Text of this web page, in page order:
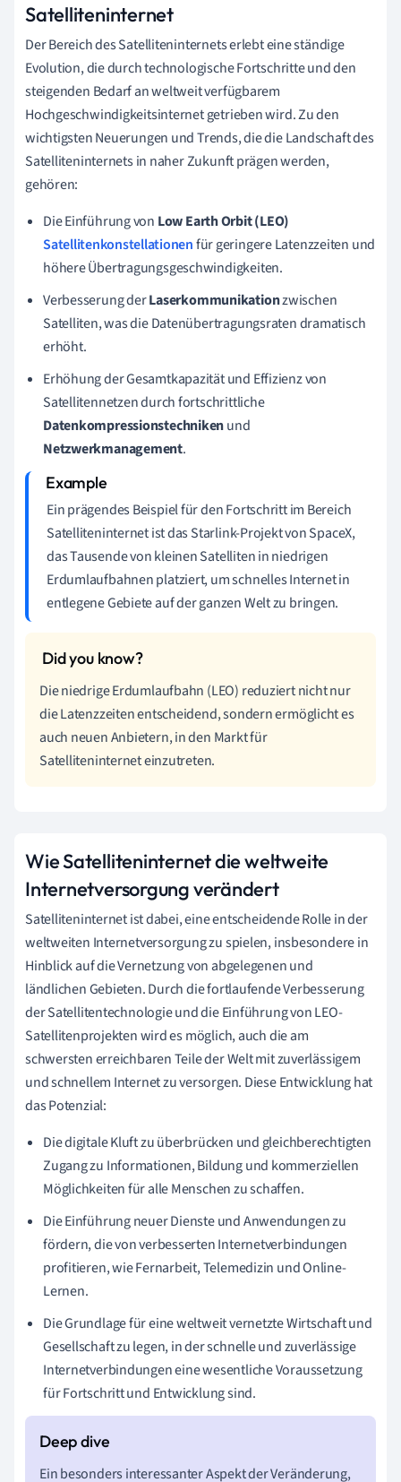
Satelliteninternet
Der Bereich des Satelliteninternets erlebt eine ständige
Evolution, die durch technologische Fortschritte und den
steigenden Bedarf an weltweit verfügbarem
Hochgeschwindigkeitsinternet getrieben wird. Zu den
wichtigsten Neuerungen und Trends, die die Landschaft des
Satelliteninternets in naher Zukunft prägen werden,
gehören:
Die Einführung von Low Earth Orbit (LEO)
Satellitenkonstellationenfür geringere Latenzzeiten und
höhere Übertragungsgeschwindigkeiten.
Verbesserung derLaserkommunikationzwischen
Satelliten, was die Datenübertragungsraten dramatisch
erhöht.
Erhöhung der Gesamtkapazität und Effizienz von
Satellitennetzen durch fortschrittliche
Datenkompressionstechnikenund
Netzwerkmanagement.
Ein prägendes Beispiel für den Fortschritt im Bereich
Satelliteninternet ist das Starlink-Projekt von SpaceX,
das Tausende von kleinen Satelliten in niedrigen
Erdumlaufbahnen platziert, um schnelles Internet in
entlegene Gebiete auf der ganzen Welt zu bringen.
Die niedrige Erdumlaufbahn (LEO) reduziert nicht nur
die Latenzzeiten entscheidend, sondern ermöglicht es
auch neuen Anbietern, in den Markt für
Satelliteninternet einzutreten.
Wie Satelliteninternet die weltweite
Internetversorgung verändert
Satelliteninternet ist dabei, eine entscheidende Rolle in der
weltweiten Internetversorgung zu spielen, insbesondere in
Hinblick auf die Vernetzung von abgelegenen und
ländlichen Gebieten. Durch die fortlaufende Verbesserung
der Satellitentechnologie und die Einführung von LEO-
Satellitenprojekten wird es möglich, auch die am
schwersten erreichbaren Teile der Welt mit zuverlässigem
und schnellem Internet zu versorgen. Diese Entwicklung hat
das Potenzial:
Die digitale Kluft zu überbrücken und gleichberechtigten
Zugang zu Informationen, Bildung und kommerziellen
Möglichkeiten für alle Menschen zu schaffen.
Die Einführung neuer Dienste und Anwendungen zu
fördern, die von verbesserten Internetverbindungen
profitieren, wie Fernarbeit, Telemedizin und Online-
Lernen.
Die Grundlage für eine weltweit vernetzte Wirtschaft und
Gesellschaft zu legen, in der schnelle und zuverlässige
Internetverbindungen eine wesentliche Voraussetzung
für Fortschritt und Entwicklung sind.
Ein besonders interessanter Aspekt der Veränderung,